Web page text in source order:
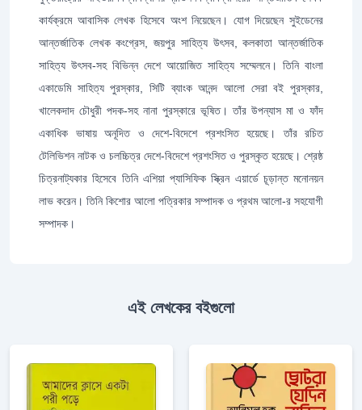
কার্যক্রমে আবাসিক লেখক হিসেবে অংশ নিয়েছেন। যোগ দিয়েছেন সুইডেনের
আন্তর্জাতিক লেখক কংগ্রেস, জয়পুর সাহিত্য উৎসব, কলকাতা আন্তর্জাতিক
সাহিত্য উৎসব-সহ বিভিন্ন দেশে আয়োজিত সাহিত্য সম্মেলনে। তিনি বাংলা
একাডেমি সাহিত্য পুরস্কার, সিটি ব্যাংক আনন্দ আলো সেরা বই পুরস্কার,
খালেকদাদ চৌধুরী পদক-সহ নানা পুরস্কারে ভূষিত। তাঁর উপন্যাস মা ও ফাঁদ
একাধিক ভাষায় অনূদিত ও দেশে-বিদেশে প্রশংসিত হয়েছে। তাঁর রচিত
টেলিভিশন নাটক ও চলচ্চিত্র দেশে-বিদেশে প্রশংসিত ও পুরস্কৃত হয়েছে। শ্রেষ্ঠ
চিত্রনাট্যকার হিসেবে তিনি এশিয়া প্যাসিফিক স্ক্রিন এয়ার্ডে চূড়ান্ত মনোনয়ন
লাভ করেন। তিনি কিশোর আলো পত্রিকার সম্পাদক ও প্রথম আলো-র সহযোগী
সম্পাদক।
এই লেখকের বইগুলো